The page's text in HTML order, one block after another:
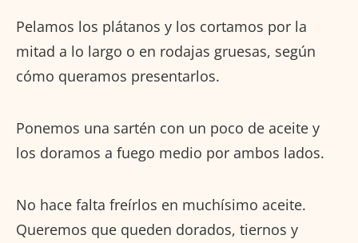
Pelamos los plátanos y los cortamos por la
mitad a lo largo o en rodajas gruesas, según
cómo queramos presentarlos.
Ponemos una sartén con un poco de aceite y
los doramos a fuego medio por ambos lados.
No hace falta freírlos en muchísimo aceite.
Queremos que queden dorados, tiernos y